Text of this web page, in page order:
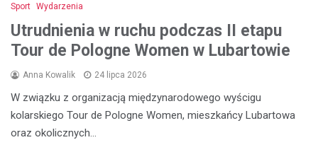
Sport Wydarzenia
Utrudnienia w ruchu podczas II etapu
Tour de Pologne Women w Lubartowie
Anna Kowalik 24 lipca 2026
W związku z organizacją międzynarodowego wyścigu
kolarskiego Tour de Pologne Women, mieszkańcy Lubartowa
oraz okolicznych…